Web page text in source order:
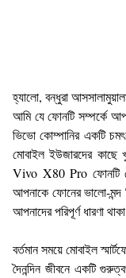
হ্যালো, বন্ধুরা
আমি যে ফোনটি সম্পর্কে
ভিভো কোম্পানির একটি
মোবাইল ইউজারদের
Vivo X80 Pro ফোনটি
আপনাকে ফোনের ভালো-মন্দ
আপনাদের পরিপূর্ণ ধারণা
বর্তমান সময়ে মোবাইল
দৈনন্দিন জীবনে একটি